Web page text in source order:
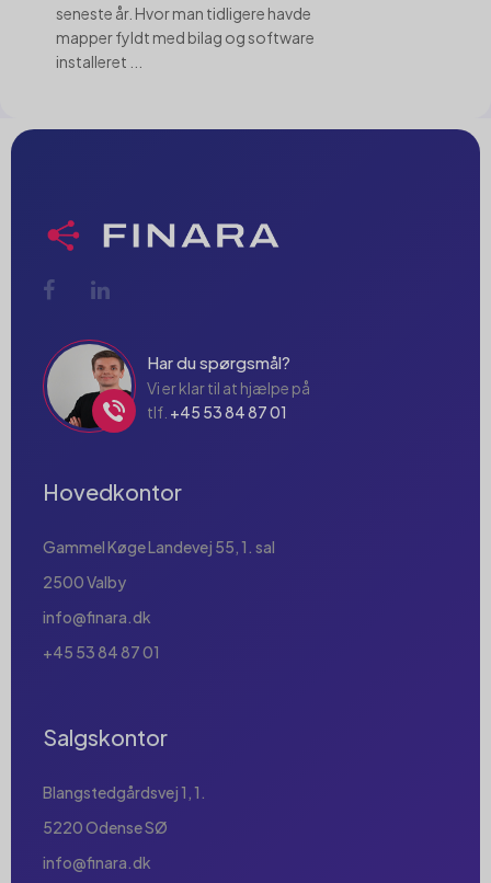
seneste år. Hvor man tidligere havde
mapper fyldt med bilag og software
installeret ...
Har du spørgsmål?
Vi er klar til at hjælpe på
tlf. +45 53 84 87 01
Hovedkontor
Gammel Køge Landevej 55, 1. sal
2500 Valby
info@finara.dk
+45 53 84 87 01
Salgskontor
Blangstedgårdsvej 1, 1.
5220 Odense SØ
info@finara.dk